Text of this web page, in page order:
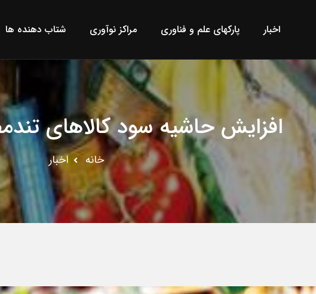
اخبار پارکهای علم و فناوری مراکز نوآوری شتاب دهنده ها
افزایش حاشیه سود کالاهای
خانه اخبار